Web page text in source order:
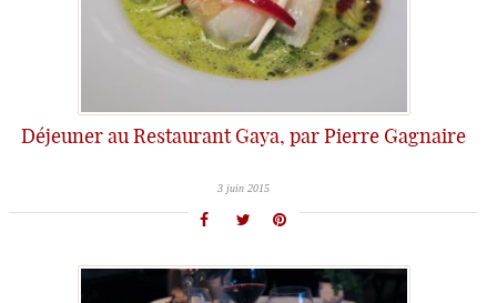
Déjeuner au Restaurant Gaya, par Pierre Gagnaire
3 juin 2015